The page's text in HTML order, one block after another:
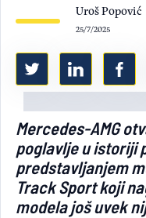
Uroš Popović
25/7/2025
Mercedes-AMG
poglavlje u istoriji
predstavljanjem
Track Sport koji
modela još uvek